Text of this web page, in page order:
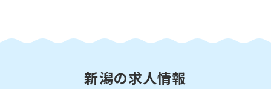
新潟の求人情報